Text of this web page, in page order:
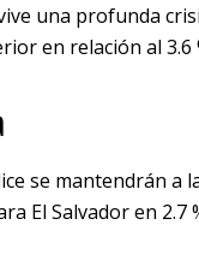
una profunda
en relación al 3.6
se mantendrán
El Salvador en 2.7